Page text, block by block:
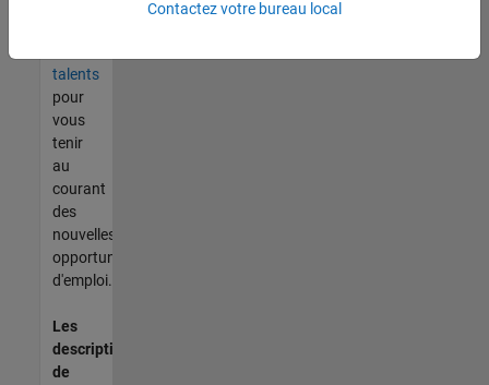
talents
pour
vous
tenir
au
courant
des
nouvelles
opportunités
d'emploi.
Les
descriptions
de
Contactez votre bureau local